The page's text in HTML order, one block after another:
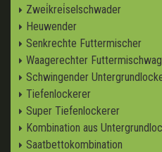
Zwei̇krei̇selschwader
Heuwender
Senkrechte Futtermischer
Waagerechter
Schwingender
Tiefenlockerer
Super Tiefenlockerer
Kombination aus
Saatbettokombination